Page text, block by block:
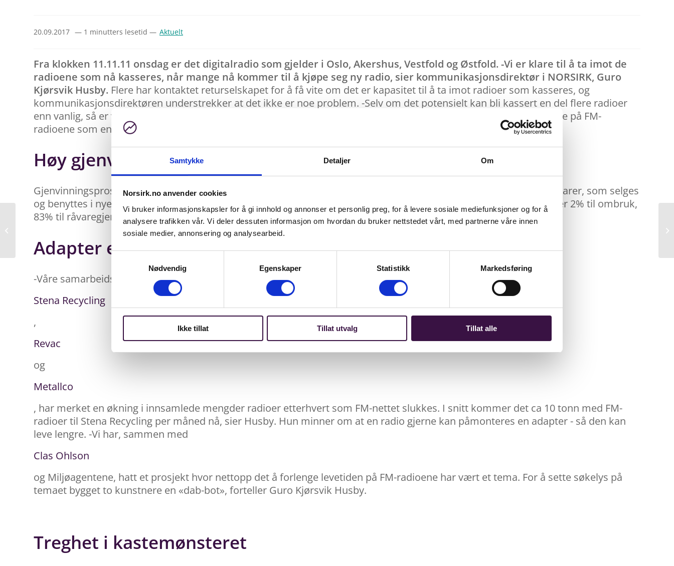
Samtykke Detaljer Om
Norsirk.no anvender cookies
Vi bruker informasjonskapsler for å gi innhold og annonser et personlig preg, for å levere sosiale mediefunksjoner og for å
analysere trafikken vår. Vi deler dessuten informasjon om hvordan du bruker nettstedet vårt, med partnerne våre innen
sosiale medier, annonsering og analysearbeid.
Samtykkevalg
Nødvendig
Egenskaper Statistikk Markedsføring
Ikke tillat Tillat utvalg Tillat alle
20.09.2017 — 1 minutters lesetid — Aktuelt
Fra klokken 11.11.11 onsdag er det digitalradio som gjelder i Oslo, Akershus, Vestfold og Østfold. -Vi er klare til å ta imot de
radioene som nå kasseres, når mange nå kommer til å kjøpe seg ny radio, sier kommunikasjonsdirektør i NORSIRK, Guro
Kjørsvik Husby. Flere har kontaktet returselskapet for å få vite om det er kapasitet til å ta imot radioer som kasseres, og
kommunikasjonsdirektøren understrekker at det ikke er noe problem. -Selv om det potensielt kan bli kassert en del flere radioer
enn vanlig, så er vi og våre samarbeidspartnere godt vant med å håndtere store tonnasjer med EE-avfall, og ser ikke på FM-
radioene som en stor logistikkutfordring, forsikrer Husby.
Høy gjenvinningsprosent
Gjenvinningsprosentene på radioer som kasseres er svært høy. Plasten og metallene i gamle radioer blir til nye råvarer, som selges
og benyttes i nye produkter. NORSIRKs statistikk viser at for alt EE-avfall som havner i deres avfallsstrømmer, ender 2% til ombruk,
83% til råvaregjenvinning, 10% til energigjenvinning og 5% på deponi/destrueres.
Adapter en mulighet til livsforlengelse
-Våre samarbeidspartnere,
Stena Recycling
,
Revac
og
Metallco
, har merket en økning i innsamlede mengder radioer etterhvert som FM-nettet slukkes. I snitt kommer det ca 10 tonn med FM-
radioer til Stena Recycling per måned nå, sier Husby. Hun minner om at en radio gjerne kan påmonteres en adapter - så den kan
leve lengre. -Vi har, sammen med
Clas Ohlson
og Miljøagentene, hatt et prosjekt hvor nettopp det å forlenge levetiden på FM-radioene har vært et tema. For å sette søkelys på
temaet bygget to kunstnere en «dab-bot», forteller Guro Kjørsvik Husby.
Treghet i kastemønsteret